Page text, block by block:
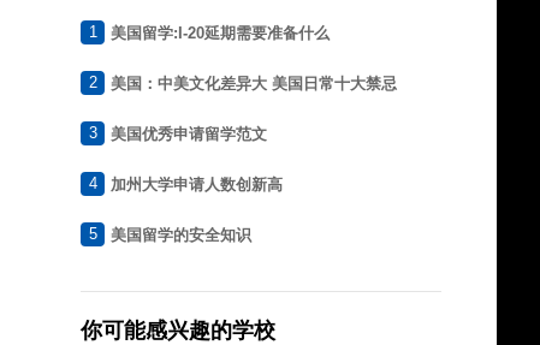
1 美国留学:I-20延期需要准备什么
2 美国：中美文化差异大 美国日常十大禁忌
3 美国优秀申请留学范文
4 加州大学申请人数创新高
5 美国留学的安全知识
你可能感兴趣的学校